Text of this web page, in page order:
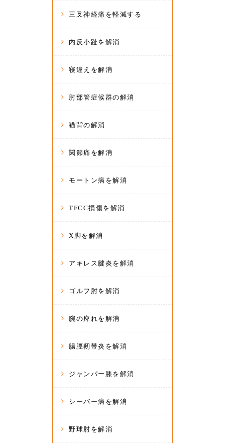
三叉神経痛を軽減する
内反小趾を解消
寝違えを解消
肘部管症候群の解消
猫背の解消
関節痛を解消
モートン病を解消
TFCC損傷を解消
X脚を解消
アキレス腱炎を解消
ゴルフ肘を解消
腕の痺れを解消
腸脛靭帯炎を解消
ジャンパー膝を解消
シーバー病を解消
野球肘を解消